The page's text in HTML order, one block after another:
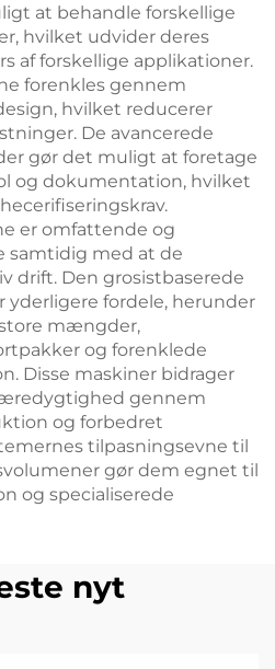
at behandle forskellige
hvilket udvider deres
af forskellige applikationer.
forenkles gennem
hvilket reducerer
De avancerede
gør det muligt at foretage
og dokumentation, hvilket
er omfattende og
samtidig med at de
drift. Den grosistbaserede
fordele, herunder
mængder,
og forenklede
Disse maskiner bidrager
gennem
og forbedret
tilpasningsevne til
gør dem egnet til
og specialiserede
nyt